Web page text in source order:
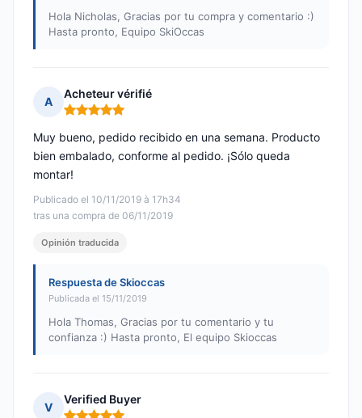
Hola Nicholas, Gracias por tu compra y comentario :)
Hasta pronto, Equipo SkiOccas
A
Acheteur vérifié
Nota: 5 de 5
Publicado el 10/11/2019 à 17h34
tras una compra de 06/11/2019
Muy bueno, pedido recibido en una semana. Producto
bien embalado, conforme al pedido. ¡Sólo queda
montar!
Opinión traducida
Respuesta de Skioccas
Publicada el 15/11/2019
Hola Thomas, Gracias por tu comentario y tu
confianza :) Hasta pronto, El equipo Skioccas
V
Verified Buyer